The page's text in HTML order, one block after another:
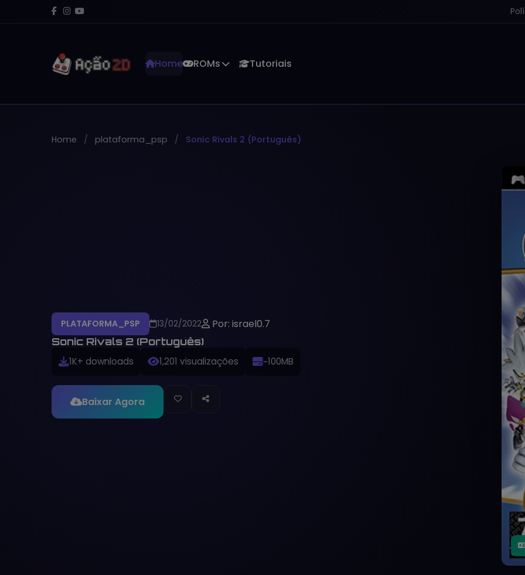
Home ROMs Tutoriais
Home plataforma_psp Sonic Rivals 2 (Português)
PLATAFORMA_PSP 13/02/2022 Por: israel0.7
Sonic Rivals 2 (Português)
1K+ downloads 1,201 visualizações ~100MB
Baixar Agora